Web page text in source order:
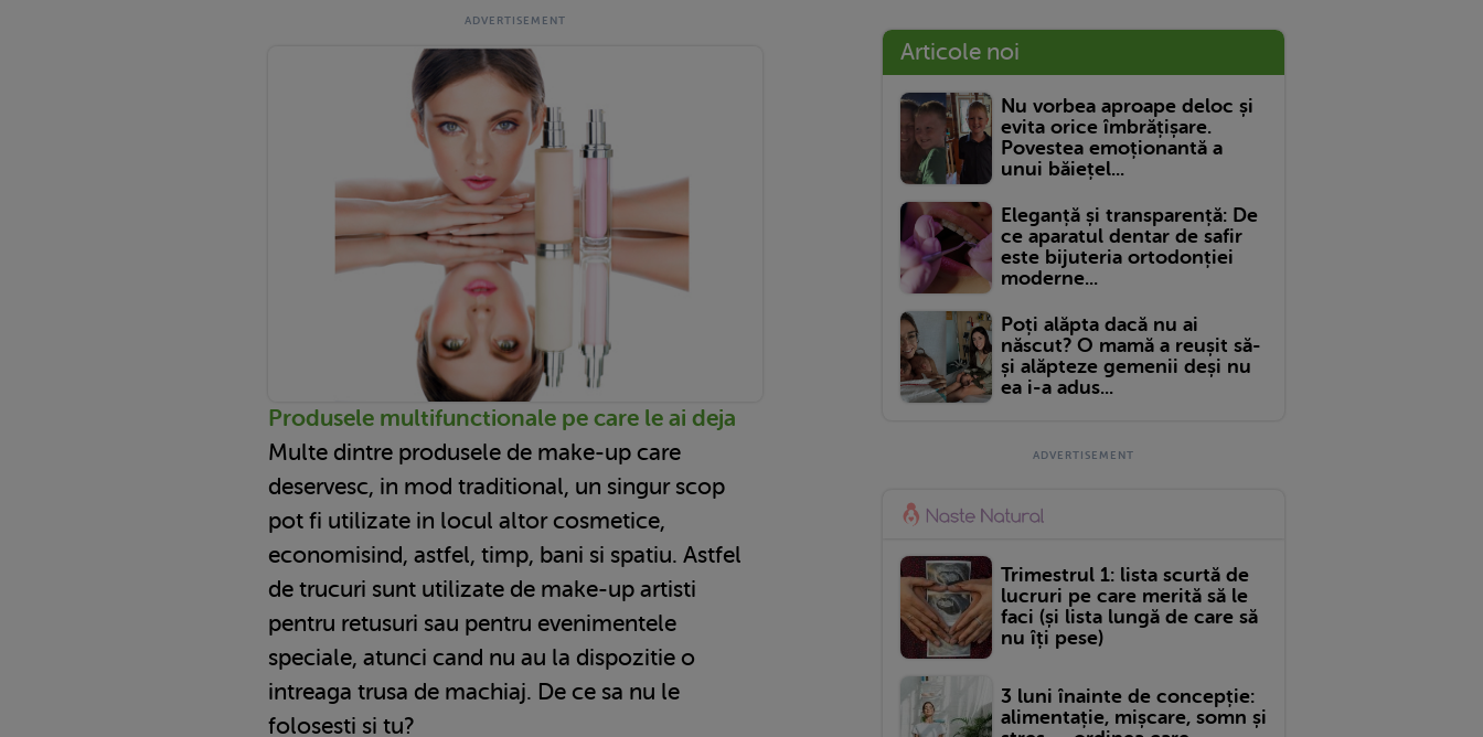
Produsele multifunctionale pe care le ai deja
Multe dintre produsele de make-up care
deservesc, in mod traditional, un singur scop
pot fi utilizate in locul altor cosmetice,
economisind, astfel, timp, bani si spatiu. Astfel
de trucuri sunt utilizate de make-up artisti
pentru retusuri sau pentru evenimentele
speciale, atunci cand nu au la dispozitie o
intreaga trusa de machiaj. De ce sa nu le
folosesti si tu?
Articole noi
Nu vorbea aproape deloc și
evita orice îmbrățișare.
Povestea emoționantă a
unui băiețel...
Eleganță și transparență: De
ce aparatul dentar de safir
este bijuteria ortodonției
moderne...
Poți alăpta dacă nu ai
născut? O mamă a reușit să-
și alăpteze gemenii deși nu
ea i-a adus...
Trimestrul 1: lista scurtă de
lucruri pe care merită să le
faci (și lista lungă de care să
nu îți pese)
3 luni înainte de concepție:
alimentație, mișcare, somn și